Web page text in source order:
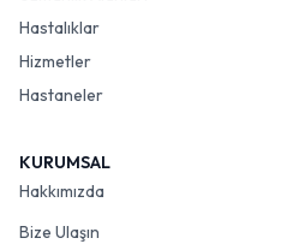
Hastalıklar
Hizmetler
Hastaneler
KURUMSAL
Hakkımızda
Bize Ulaşın